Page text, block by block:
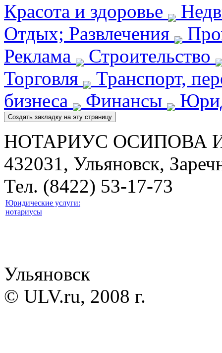
Красота и здоровье
Отдых; Развлечения
Реклама
Строительство
Торговля
Транспорт,
бизнеса
Финансы
НОТАРИУС ОСИПОВА
432031, Ульяновск,
Тел. (8422) 53-17-73
Юридические услуги:
нотариусы
Ульяновск
© ULV.ru, 2008 г.